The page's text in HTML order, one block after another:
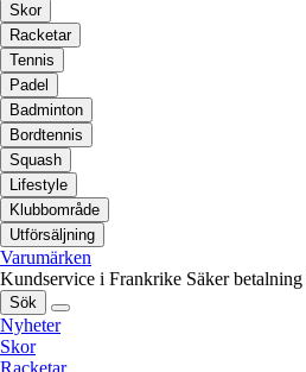
Skor
Racketar
Tennis
Padel
Badminton
Bordtennis
Squash
Lifestyle
Klubbområde
Utförsäljning
Varumärken
Kundservice i Frankrike Säker betalning
Sök
Nyheter
Skor